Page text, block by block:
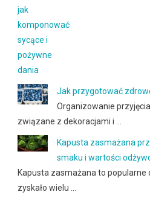
Jak przygotować
Organizowanie
związane z dekoracjami i …
Kapusta zasmażana
smaku i wartości
Kapusta zasmażana to popularne
zyskało wielu …